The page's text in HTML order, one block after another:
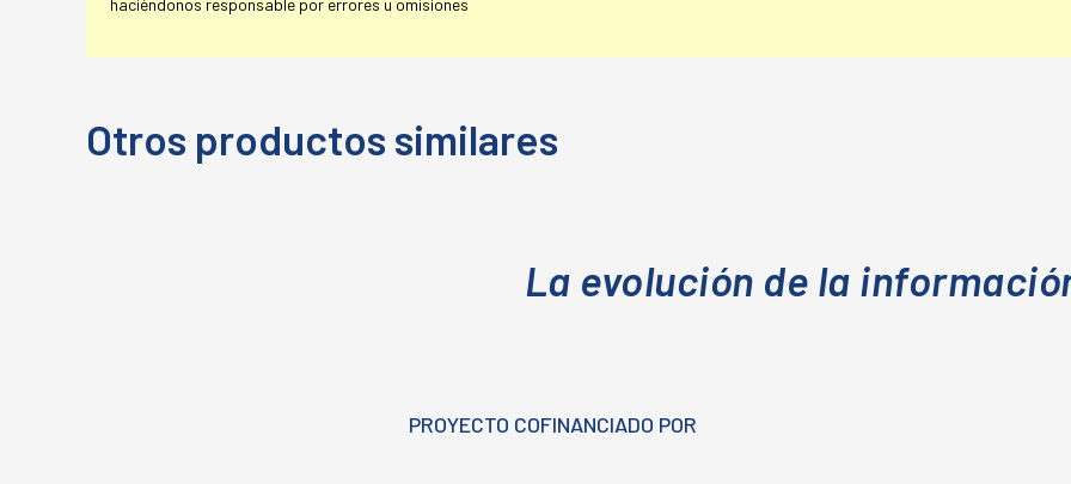
Otros productos similares
La evolución de la
PROYECTO COFINANCIADO POR